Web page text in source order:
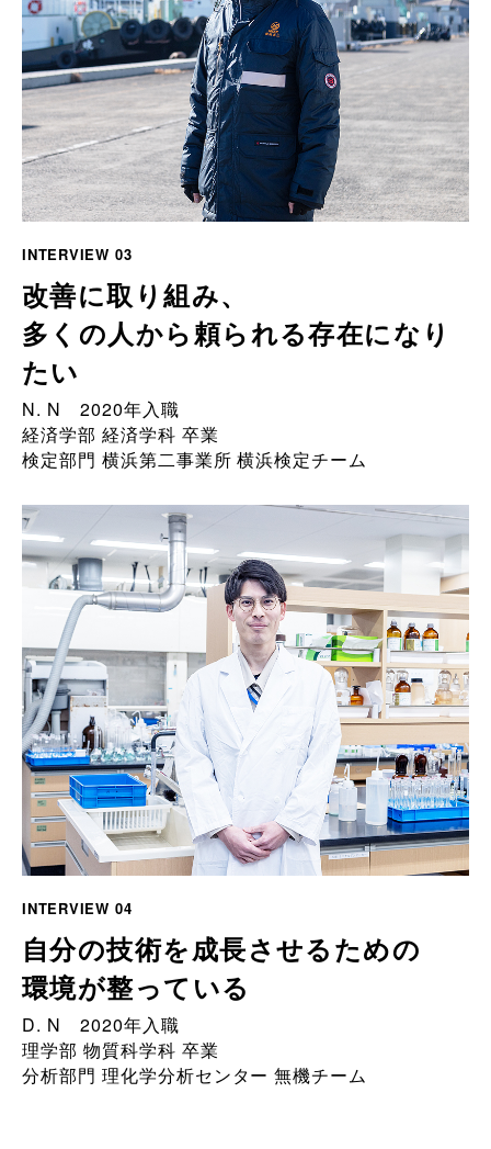
INTERVIEW 03
改善に取り組み、
多くの人から頼られる存在になり
たい
N. N 2020年入職
経済学部 経済学科 卒業
検定部門 横浜第二事業所 横浜検定チーム
INTERVIEW 04
自分の技術を成長させるための
環境が整っている
D. N 2020年入職
理学部 物質科学科 卒業
分析部門 理化学分析センター 無機チーム